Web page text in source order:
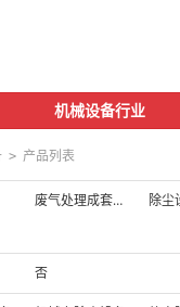
机械设备行业
> 产品列表
废气处理成套设备 除尘
否